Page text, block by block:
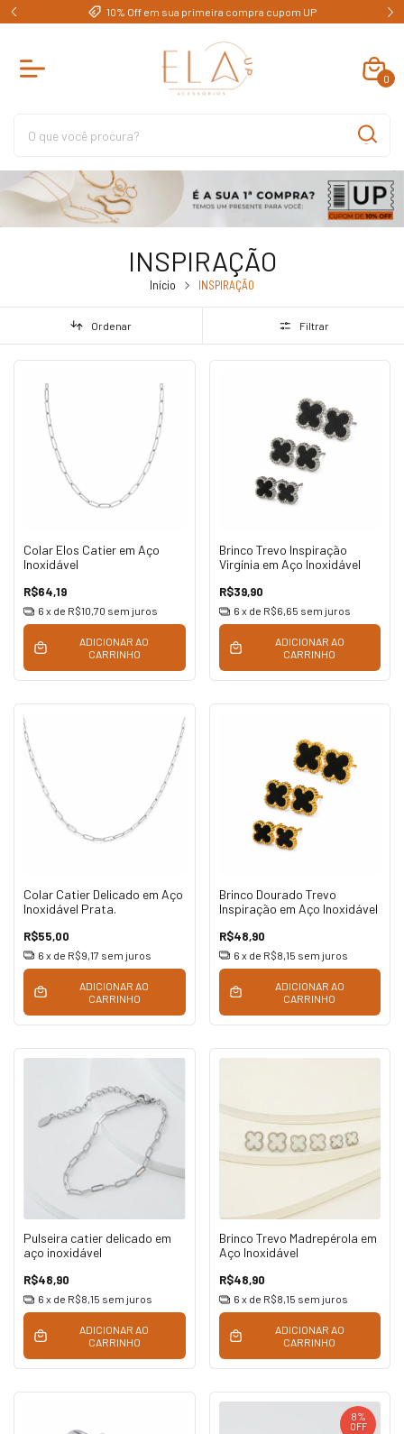
10% Off em sua primeira compra cupom UP
0
INSPIRAÇÃO
Início INSPIRAÇÃO
Ordenar Filtrar
Colar Elos Catier em Aço
Inoxidável
R$64,19
6 x de R$10,70 sem juros
ADICIONAR AO
CARRINHO
Brinco Trevo Inspiração
Virgínia em Aço Inoxidável
R$39,90
6 x de R$6,65 sem juros
ADICIONAR AO
CARRINHO
Colar Catier Delicado em Aço
Inoxidável Prata.
R$55,00
6 x de R$9,17 sem juros
ADICIONAR AO
CARRINHO
Brinco Dourado Trevo
Inspiração em Aço Inoxidável
R$48,90
6 x de R$8,15 sem juros
ADICIONAR AO
CARRINHO
Pulseira catier delicado em
aço inoxidável
R$48,90
6 x de R$8,15 sem juros
ADICIONAR AO
CARRINHO
Brinco Trevo Madrepérola em
Aço Inoxidável
R$48,90
6 x de R$8,15 sem juros
ADICIONAR AO
CARRINHO
8%
OFF